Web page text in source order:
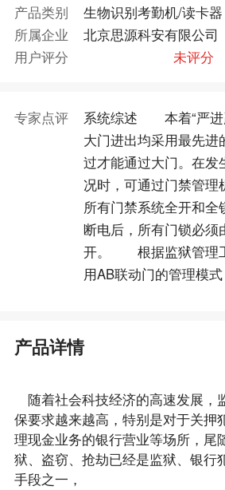
产品类别
生物识别考勤机/读卡器
所属企业
北京思源科安有限公司
用户评分
未评分
专家点评
系统综述 本着“严进
大门进出均采用最先进
过才能通过大门。在发
况时，可通过门禁管理
所有门禁系统全开和全
断电后，所有门锁必须
开。 根据监狱管理
用AB联动门的管理模
产品详情
随着社会科技经济的高速发展，
保要求越来越高，特别是对于关押
理现金业务的银行营业等场所，尾
狱、盗窃、抢劫已经是监狱、银行
手段之一，